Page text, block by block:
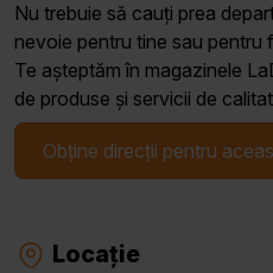
Nu trebuie să cauți prea
nevoie pentru tine sau pentru
Te așteptăm în magazinele
de produse și servicii de
Obține direcții pentru
Locație